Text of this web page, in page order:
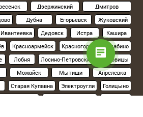
Дзержинский
Дмитров
Дубна Егорьевск
Жуковский
Ивантеевка Дедовск Истра
Кашира
Красноармейск Красногорск
Нахабино
Лобня Лосино-Петровский
Луховицы
Можайск Мытищи
Апрелевка
Старая Купавна Электроугли
Голицыно